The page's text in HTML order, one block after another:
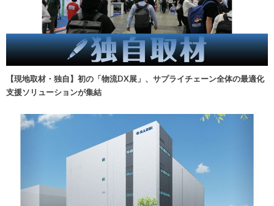
【現地取材・独自】初の「物流DX展」、サプライチェーン全体の最適化
支援ソリューションが集結